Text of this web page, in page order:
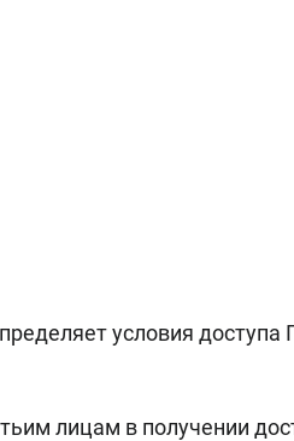
условия доступа
лицам в получении